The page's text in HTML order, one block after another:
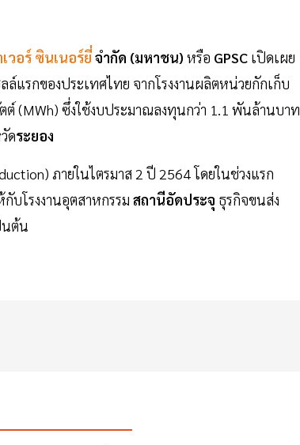
วอร์ ซินเนอร์ยี่จำกัด (มหาชน) หรือ GPSC เปิดเผย
แรกของประเทศไทย จากโรงงานผลิตหน่วยกักเก็บ
ต์ (MWh) ซึ่งใช้งบประมาณลงทุนกว่า 1.1 พันล้านบาท
ดระยอง
ภายในไตรมาส 2 ปี 2564 โดยในช่วงแรก
บโรงงานอุตสาหกรรม สถานีอัดประจุ ธุรกิจขนส่ง
นต้น